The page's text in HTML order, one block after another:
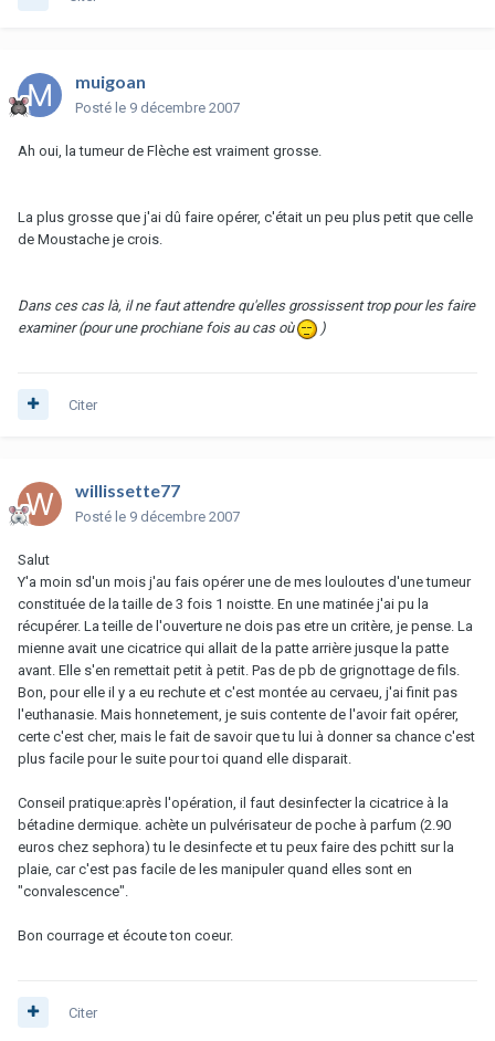
muigoan
Posté le 9 décembre 2007
Ah oui, la tumeur de Flèche est vraiment grosse.
La plus grosse que j'ai dû faire opérer, c'était un peu plus petit que celle
de Moustache je crois.
Dans ces cas là, il ne faut attendre qu'elles grossissent trop pour les faire
examiner (pour une prochiane fois au cas où
)
Citer
willissette77
Posté le 9 décembre 2007
Salut
Y'a moin sd'un mois j'au fais opérer une de mes louloutes d'une tumeur
constituée de la taille de 3 fois 1 noistte. En une matinée j'ai pu la
récupérer. La teille de l'ouverture ne dois pas etre un critère, je pense. La
mienne avait une cicatrice qui allait de la patte arrière jusque la patte
avant. Elle s'en remettait petit à petit. Pas de pb de grignottage de fils.
Bon, pour elle il y a eu rechute et c'est montée au cervaeu, j'ai finit pas
l'euthanasie. Mais honnetement, je suis contente de l'avoir fait opérer,
certe c'est cher, mais le fait de savoir que tu lui à donner sa chance c'est
plus facile pour le suite pour toi quand elle disparait.
Conseil pratique:après l'opération, il faut desinfecter la cicatrice à la
bétadine dermique. achète un pulvérisateur de poche à parfum (2.90
euros chez sephora) tu le desinfecte et tu peux faire des pchitt sur la
plaie, car c'est pas facile de les manipuler quand elles sont en
"convalescence".
Bon courrage et écoute ton coeur.
Citer